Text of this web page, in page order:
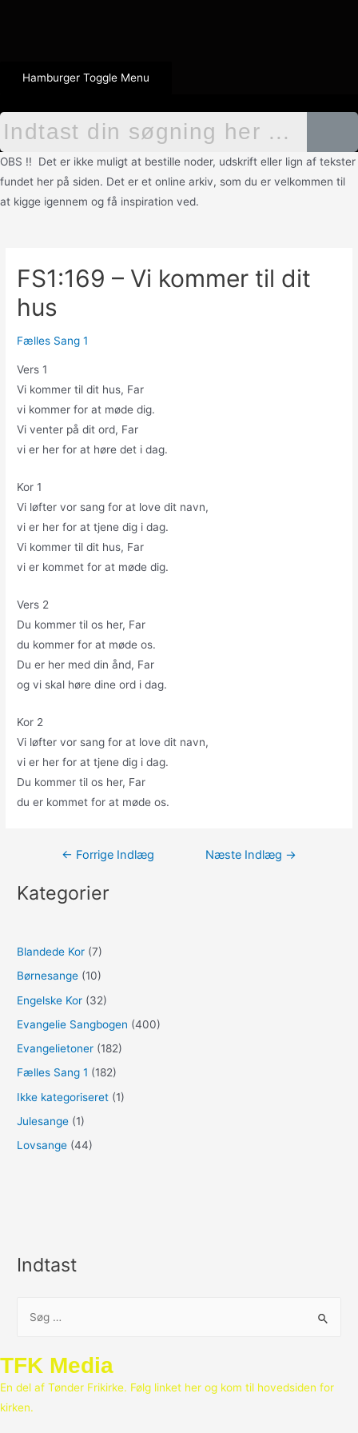
Hamburger Toggle Menu
OBS !! Det er ikke muligt at bestille noder, udskrift eller lign af tekster
fundet her på siden. Det er et online arkiv, som du er velkommen til
at kigge igennem og få inspiration ved.
FS1:169 – Vi kommer til dit
hus
Fælles Sang 1
Vers 1
Vi kommer til dit hus, Far
vi kommer for at møde dig.
Vi venter på dit ord, Far
vi er her for at høre det i dag.
Kor 1
Vi løfter vor sang for at love dit navn,
vi er her for at tjene dig i dag.
Vi kommer til dit hus, Far
vi er kommet for at møde dig.
Vers 2
Du kommer til os her, Far
du kommer for at møde os.
Du er her med din ånd, Far
og vi skal høre dine ord i dag.
Kor 2
Vi løfter vor sang for at love dit navn,
vi er her for at tjene dig i dag.
Du kommer til os her, Far
du er kommet for at møde os.
Indlægsnavigation
← Forrige Indlæg Næste Indlæg →
Kategorier
Blandede Kor (7)
Børnesange (10)
Engelske Kor (32)
Evangelie Sangbogen (400)
Evangelietoner (182)
Fælles Sang 1 (182)
Ikke kategoriseret (1)
Julesange (1)
Lovsange (44)
Indtast
e
f
t
TFK Media
En del af Tønder Frikirke. Følg linket her og kom til hovedsiden for
kirken.